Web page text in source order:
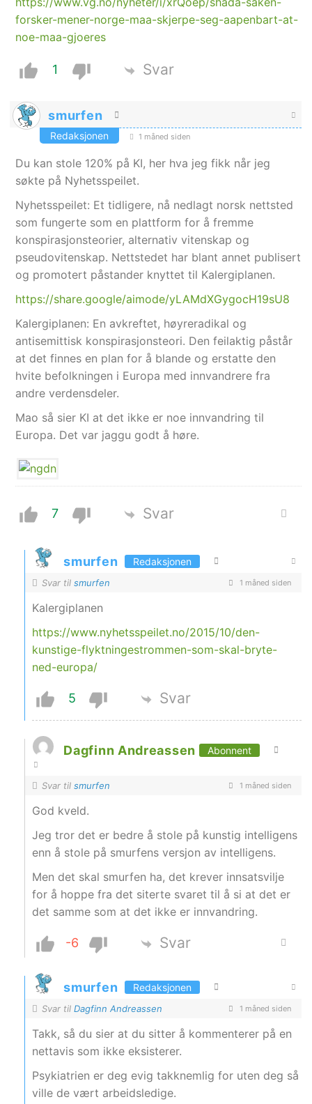
forsker-mener-norge-maa-skjerpe-seg-aapenbart-at-
noe-maa-gjoeres
1 Svar
smurfen
Redaksjonen 1 måned siden
Du kan stole 120% på KI, her hva jeg fikk når jeg
søkte på Nyhetsspeilet.
Nyhetsspeilet: Et tidligere, nå nedlagt norsk nettsted
som fungerte som en plattform for å fremme
konspirasjonsteorier, alternativ vitenskap og
pseudovitenskap. Nettstedet har blant annet publisert
og promotert påstander knyttet til Kalergiplanen.
https://share.google/aimode/yLAMdXGygocH19sU8
Kalergiplanen: En avkreftet, høyreradikal og
antisemittisk konspirasjonsteori. Den feilaktig påstår
at det finnes en plan for å blande og erstatte den
hvite befolkningen i Europa med innvandrere fra
andre verdensdeler.
Mao så sier KI at det ikke er noe innvandring til
Europa. Det var jaggu godt å høre.
7 Svar
smurfen Redaksjonen
Svar tilsmurfen 1 måned siden
Kalergiplanen
https://www.nyhetsspeilet.no/2015/10/den-
kunstige-flyktningestrommen-som-skal-bryte-
ned-europa/
5 Svar
Dagfinn Andreassen Abonnent
Svar tilsmurfen 1 måned siden
God kveld.
Jeg tror det er bedre å stole på kunstig intelligens
enn å stole på smurfens versjon av intelligens.
Men det skal smurfen ha, det krever innsatsvilje
for å hoppe fra det siterte svaret til å si at det er
det samme som at det ikke er innvandring.
-6 Svar
smurfen Redaksjonen
Svar tilDagfinn Andreassen 1 måned siden
Takk, så du sier at du sitter å kommenterer på en
nettavis som ikke eksisterer.
Psykiatrien er deg evig takknemlig for uten deg så
ville de vært arbeidsledige.